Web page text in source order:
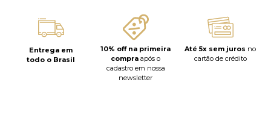
Entrega em
todo o Brasil
10% off na primeira
compra após o
cadastro em nossa
newsletter
Até 5x sem juros no
cartão de crédito